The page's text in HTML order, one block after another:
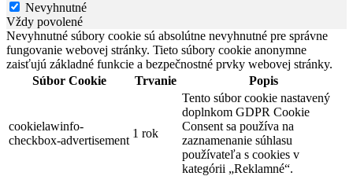
Nevyhnutné
Vždy povolené
Nevyhnutné súbory cookie sú absolútne nevyhnutné pre správne
fungovanie webovej stránky. Tieto súbory cookie anonymne
zaisťujú základné funkcie a bezpečnostné prvky webovej stránky.
Súbor Cookie
Trvanie Popis
cookielawinfo-
checkbox-advertisement
1 rok
Tento súbor cookie nastavený
doplnkom GDPR Cookie
Consent sa používa na
zaznamenanie súhlasu
používateľa s cookies v
kategórii „Reklamné“.